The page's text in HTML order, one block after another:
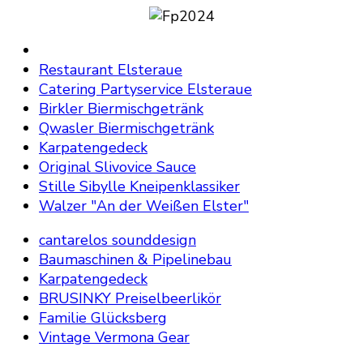
Restaurant Elsteraue
Catering Partyservice Elsteraue
Birkler Biermischgetränk
Qwasler Biermischgetränk
Karpatengedeck
Original Slivovice Sauce
Stille Sibylle Kneipenklassiker
Walzer "An der Weißen Elster"
cantarelos sounddesign
Baumaschinen & Pipelinebau
Karpatengedeck
BRUSINKY Preiselbeerlikör
Familie Glücksberg
Vintage Vermona Gear